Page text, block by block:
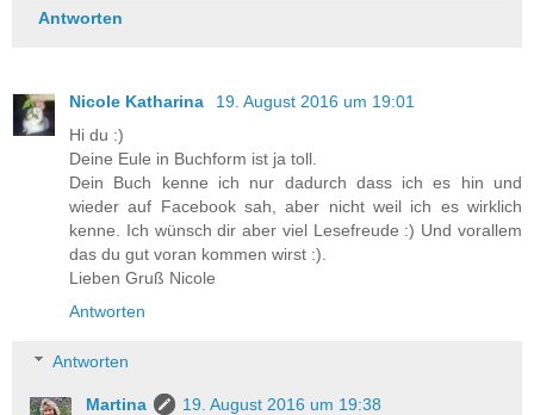
Antworten
Nicole Katharina
19. August 2016 um 19:01
Hi du :)
Deine Eule in Buchform ist ja toll.
Dein Buch kenne ich nur dadurch dass ich es hin und
wieder auf Facebook sah, aber nicht weil ich es wirklich
kenne. Ich wünsch dir aber viel Lesefreude :) Und vorallem
das du gut voran kommen wirst :).
Lieben Gruß Nicole
Antworten
Antworten
Martina
19. August 2016 um 19:38